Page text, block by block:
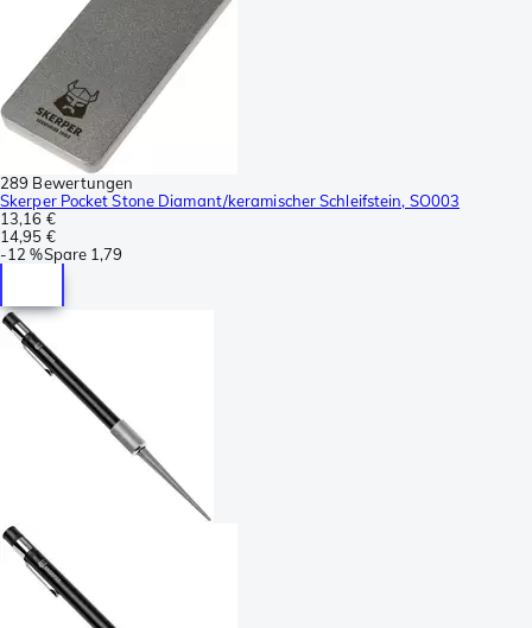
289 Bewertungen
Skerper Pocket Stone Diamant/keramischer Schleifstein, SO003
13,16 €
14,95 €
-12 %Spare 1,79